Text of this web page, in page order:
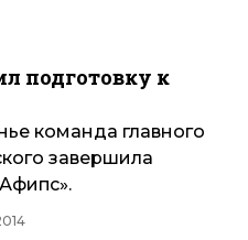
подготовку к
команда главного
завершила